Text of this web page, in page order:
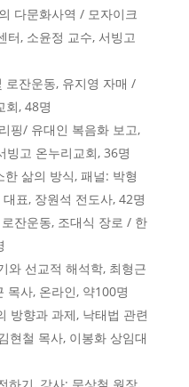
다문화사역 / 모자이크
터, 소윤정 교수, 서빙고
로잔운동, 유지영 자매 /
회, 48명
핑/ 유대인 복음화 보고,
빙고 온누리교회, 36명
삶의 방식, 패널: 박형
표, 장원석 전도사, 42명
잔운동, 조대식 장로 / 한
와 선교적 해석학, 최형근
목사, 온라인, 약100명
방향과 과제, 낙태법 관련
현철 목사, 이봉화 상임대
하기, 강사: 문상철 원장,